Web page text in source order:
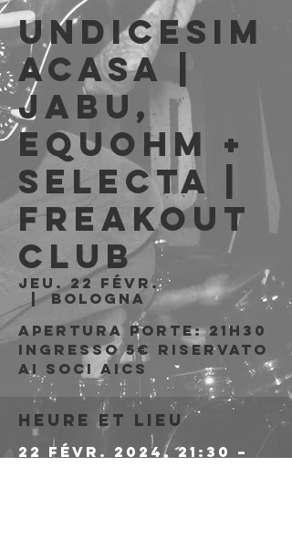
Undicesim
acasa |
Jabu,
Equohm +
selecta |
Freakout
Club
jeu. 22 févr.
  |
Bologna
Apertura porte: 21h30
Ingresso 5€ riservato
ai soci AICS
Heure et lieu
22 févr. 2024, 21:30 –